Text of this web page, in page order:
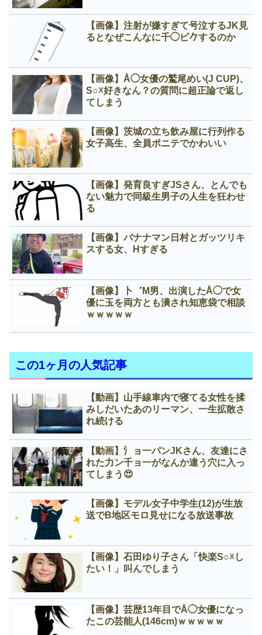
【画像】注射が嫌すぎて号泣するJK見
るとなぜこんなに千◯ピ𠂊するのか
【画像】Å◯女優の鷲尾めい(J CUP)、
S○☓好きなん？の質問に超正論で返し
てしまう
【画像】茨城の立ち飲み屋に行列作る
女子高生、全員ポニテでかわいい
【画像】発育良すぎJSさん、とんでも
ない魅力で同級生男子の人生を狂わせ
る
【画像】バナナマン日村とガッツリキ
スする女、Нすぎる
【画像】卜゛M男、出演したÅ◯で女
優に玉を両方とも潰され知恵袋で相談
ｗｗｗｗｗ
この1ヶ月の人気記事
【動画】山手線車内で寝てる女性を揉
みしだいたあのリーマン、一生拡散さ
れ続ける
【動画】氵ョ一パンJKさん、友達にさ
れた力ン千ョ一がなんか違う穴に入っ
てしまう😍
【画像】モデル女子中学生(12)が生放
送でB地区モロ見せになる放送事故
【画像】石田ゆり子さん「快楽S○☓し
たい！」叫んでしまう
【画像】芸歴13年目でÅ◯女優になっ
たこの芸能人(146cm)ｗｗｗｗｗ